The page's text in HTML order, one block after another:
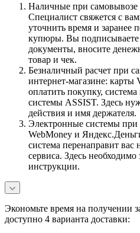
Наличные при самовывозе
Специалист свяжется с
уточнить время и заранее
купюры. Вы подписываете
документы, вносите
товар и чек.
Безналичный расчет при
интернет-магазине: карты
оплатить покупку,
системы ASSIST. Здесь
действия и имя держателя.
Электронные системы при
WebMoney и
система перенаправит вас
сервиса. Здесь
инструкции.
Экономьте время на получении
доступно 4 варианта доставки: